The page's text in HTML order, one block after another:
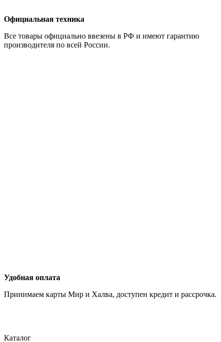
Официальная техника
Все товары официально ввезены в РФ и имеют гарантию
производителя по всей России.
Удобная оплата
Принимаем карты Мир и Халва, доступен кредит и рассрочка.
Каталог